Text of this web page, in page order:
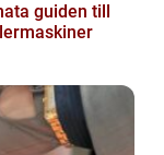
guiden till